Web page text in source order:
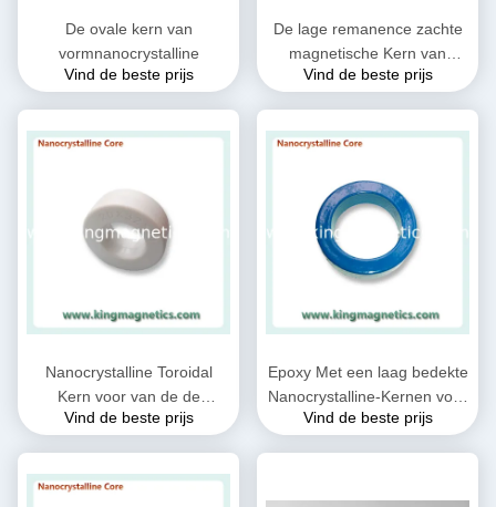
De ovale kern van
vormnanocrystalline
Vind de beste prijs
De lage remanence zachte
magnetische Kern van
Nanocrystalline
Vind de beste prijs
Nanocrystalline Toroidal
Kern voor van de de
Wijzevernauwing van CEI
Vind de beste prijs
Epoxy Met een laag bedekte
Nanocrystalline-Kernen voor
EMC Gemeenschappelijke
Vind de beste prijs